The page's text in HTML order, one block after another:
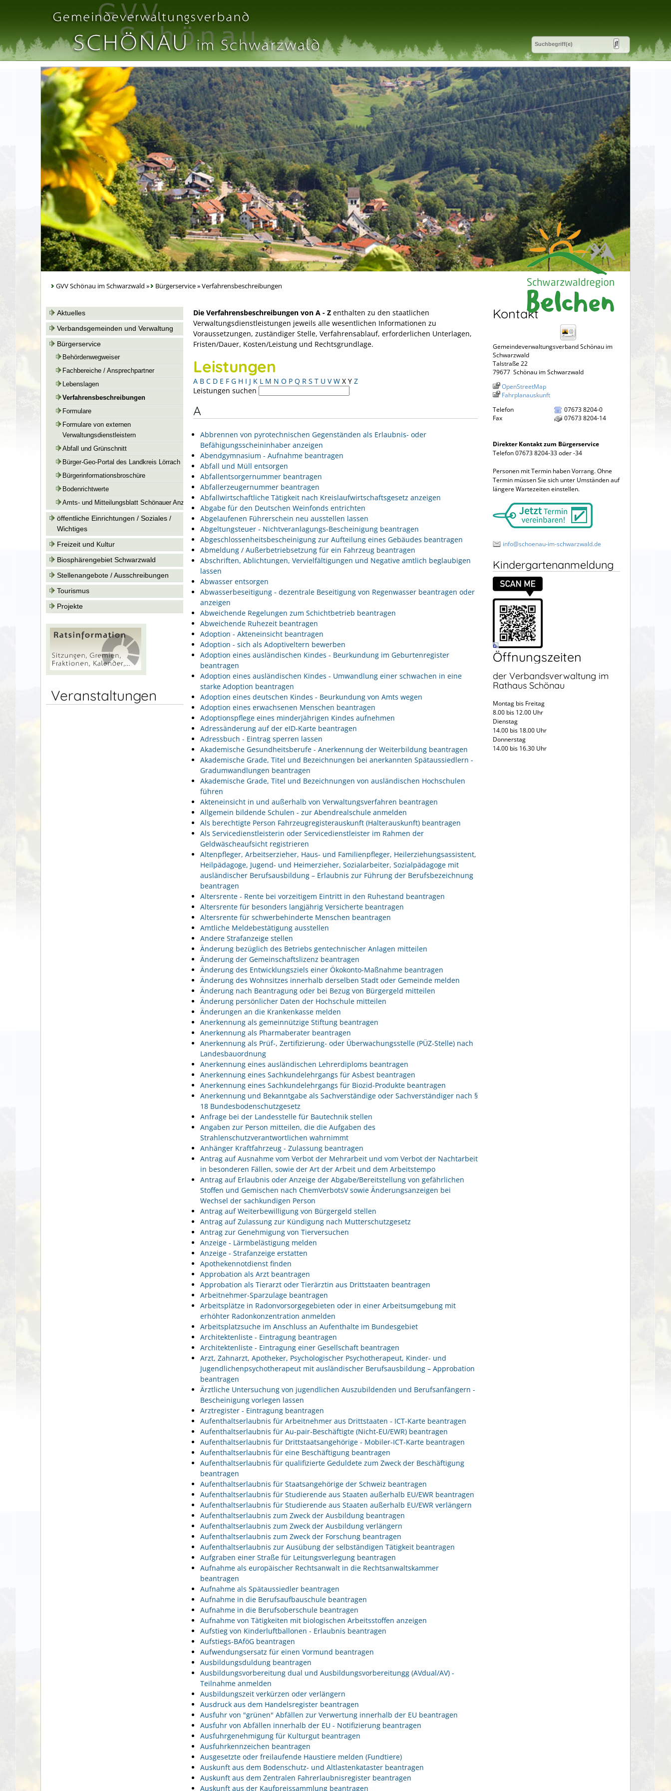
GVV Schönau im Schwarzwald » Bürgerservice»Verfahrensbeschreibungen
Aktuelles
Verbandsgemeinden und Verwaltung
Bürgerservice
Behördenwegweiser
Fachbereiche / Ansprechpartner
Lebenslagen
Verfahrensbeschreibungen
Formulare
Formulare von externen
Verwaltungsdienstleistern
Abfall und Grünschnitt
Bürger-Geo-Portal des Landkreis Lörrach
Bürgerinformationsbroschüre
Bodenrichtwerte
Amts- und Mitteilungsblatt Schönauer Anzeiger
öffentliche Einrichtungen / Soziales /
Wichtiges
Freizeit und Kultur
Biosphärengebiet Schwarzwald
Stellenangebote / Ausschreibungen
Tourismus
Projekte
Veranstaltungen
Die Verfahrensbeschreibungen von A - Z enthalten zu den staatlichen
Verwaltungsdienstleistungen jeweils alle wesentlichen Informationen zu
Voraussetzungen, zuständiger Stelle, Verfahrensablauf, erforderlichen Unterlagen,
Fristen/Dauer, Kosten/Leistung und Rechtsgrundlage.
Leistungen
A B C D E F G H I J K L M N O P Q R S T U V W X Y Z
Leistungen suchen
A
Abbrennen von pyrotechnischen Gegenständen als Erlaubnis- oder
Befähigungsscheininhaber anzeigen
Abendgymnasium - Aufnahme beantragen
Abfall und Müll entsorgen
Abfallentsorgernummer beantragen
Abfallerzeugernummer beantragen
Abfallwirtschaftliche Tätigkeit nach Kreislaufwirtschaftsgesetz anzeigen
Abgabe für den Deutschen Weinfonds entrichten
Abgelaufenen Führerschein neu ausstellen lassen
Abgeltungsteuer - Nichtveranlagungs-Bescheinigung beantragen
Abgeschlossenheitsbescheinigung zur Aufteilung eines Gebäudes beantragen
Abmeldung / Außerbetriebsetzung für ein Fahrzeug beantragen
Abschriften, Ablichtungen, Vervielfältigungen und Negative amtlich beglaubigen
lassen
Abwasser entsorgen
Abwasserbeseitigung - dezentrale Beseitigung von Regenwasser beantragen oder
anzeigen
Abweichende Regelungen zum Schichtbetrieb beantragen
Abweichende Ruhezeit beantragen
Adoption - Akteneinsicht beantragen
Adoption - sich als Adoptiveltern bewerben
Adoption eines ausländischen Kindes - Beurkundung im Geburtenregister
beantragen
Adoption eines ausländischen Kindes - Umwandlung einer schwachen in eine
starke Adoption beantragen
Adoption eines deutschen Kindes - Beurkundung von Amts wegen
Adoption eines erwachsenen Menschen beantragen
Adoptionspflege eines minderjährigen Kindes aufnehmen
Adressänderung auf der eID-Karte beantragen
Adressbuch - Eintrag sperren lassen
Akademische Gesundheitsberufe - Anerkennung der Weiterbildung beantragen
Akademische Grade, Titel und Bezeichnungen bei anerkannten Spätaussiedlern -
Gradumwandlungen beantragen
Akademische Grade, Titel und Bezeichnungen von ausländischen Hochschulen
führen
Akteneinsicht in und außerhalb von Verwaltungsverfahren beantragen
Allgemein bildende Schulen - zur Abendrealschule anmelden
Als berechtigte Person Fahrzeugregisterauskunft (Halterauskunft) beantragen
Als Servicedienstleisterin oder Servicedienstleister im Rahmen der
Geldwäscheaufsicht registrieren
Altenpfleger, Arbeitserzieher, Haus- und Familienpfleger, Heilerziehungsassistent,
Heilpädagoge, Jugend- und Heimerzieher, Sozialarbeiter, Sozialpädagoge mit
ausländischer Berufsausbildung – Erlaubnis zur Führung der Berufsbezeichnung
beantragen
Altersrente - Rente bei vorzeitigem Eintritt in den Ruhestand beantragen
Altersrente für besonders langjährig Versicherte beantragen
Altersrente für schwerbehinderte Menschen beantragen
Amtliche Meldebestätigung ausstellen
Andere Strafanzeige stellen
Änderung bezüglich des Betriebs gentechnischer Anlagen mitteilen
Änderung der Gemeinschaftslizenz beantragen
Änderung des Entwicklungsziels einer Ökokonto-Maßnahme beantragen
Änderung des Wohnsitzes innerhalb derselben Stadt oder Gemeinde melden
Änderung nach Beantragung oder bei Bezug von Bürgergeld mitteilen
Änderung persönlicher Daten der Hochschule mitteilen
Änderungen an die Krankenkasse melden
Anerkennung als gemeinnützige Stiftung beantragen
Anerkennung als Pharmaberater beantragen
Anerkennung als Prüf-, Zertifizierung- oder Überwachungsstelle (PÜZ-Stelle) nach
Landesbauordnung
Anerkennung eines ausländischen Lehrerdiploms beantragen
Anerkennung eines Sachkundelehrgangs für Asbest beantragen
Anerkennung eines Sachkundelehrgangs für Biozid-Produkte beantragen
Anerkennung und Bekanntgabe als Sachverständige oder Sachverständiger nach §
18 Bundesbodenschutzgesetz
Anfrage bei der Landesstelle für Bautechnik stellen
Angaben zur Person mitteilen, die die Aufgaben des
Strahlenschutzverantwortlichen wahrnimmt
Anhänger Kraftfahrzeug - Zulassung beantragen
Antrag auf Ausnahme vom Verbot der Mehrarbeit und vom Verbot der Nachtarbeit
in besonderen Fällen, sowie der Art der Arbeit und dem Arbeitstempo
Antrag auf Erlaubnis oder Anzeige der Abgabe/Bereitstellung von gefährlichen
Stoffen und Gemischen nach ChemVerbotsV sowie Änderungsanzeigen bei
Wechsel der sachkundigen Person
Antrag auf Weiterbewilligung von Bürgergeld stellen
Antrag auf Zulassung zur Kündigung nach Mutterschutzgesetz
Antrag zur Genehmigung von Tierversuchen
Anzeige - Lärmbelästigung melden
Anzeige - Strafanzeige erstatten
Apothekennotdienst finden
Approbation als Arzt beantragen
Approbation als Tierarzt oder Tierärztin aus Drittstaaten beantragen
Arbeitnehmer-Sparzulage beantragen
Arbeitsplätze in Radonvorsorgegebieten oder in einer Arbeitsumgebung mit
erhöhter Radonkonzentration anmelden
Arbeitsplatzsuche im Anschluss an Aufenthalte im Bundesgebiet
Architektenliste - Eintragung beantragen
Architektenliste - Eintragung einer Gesellschaft beantragen
Arzt, Zahnarzt, Apotheker, Psychologischer Psychotherapeut, Kinder- und
Jugendlichenpsychotherapeut mit ausländischer Berufsausbildung – Approbation
beantragen
Ärztliche Untersuchung von jugendlichen Auszubildenden und Berufsanfängern -
Bescheinigung vorlegen lassen
Arztregister - Eintragung beantragen
Aufenthaltserlaubnis für Arbeitnehmer aus Drittstaaten - ICT-Karte beantragen
Aufenthaltserlaubnis für Au-pair-Beschäftigte (Nicht-EU/EWR) beantragen
Aufenthaltserlaubnis für Drittstaatsangehörige - Mobiler-ICT-Karte beantragen
Aufenthaltserlaubnis für eine Beschäftigung beantragen
Aufenthaltserlaubnis für qualifizierte Geduldete zum Zweck der Beschäftigung
beantragen
Aufenthaltserlaubnis für Staatsangehörige der Schweiz beantragen
Aufenthaltserlaubnis für Studierende aus Staaten außerhalb EU/EWR beantragen
Aufenthaltserlaubnis für Studierende aus Staaten außerhalb EU/EWR verlängern
Aufenthaltserlaubnis zum Zweck der Ausbildung beantragen
Aufenthaltserlaubnis zum Zweck der Ausbildung verlängern
Aufenthaltserlaubnis zum Zweck der Forschung beantragen
Aufenthaltserlaubnis zur Ausübung der selbständigen Tätigkeit beantragen
Aufgraben einer Straße für Leitungsverlegung beantragen
Aufnahme als europäischer Rechtsanwalt in die Rechtsanwaltskammer
beantragen
Aufnahme als Spätaussiedler beantragen
Aufnahme in die Berufsaufbauschule beantragen
Aufnahme in die Berufsoberschule beantragen
Aufnahme von Tätigkeiten mit biologischen Arbeitsstoffen anzeigen
Aufstieg von Kinderluftballonen - Erlaubnis beantragen
Aufstiegs-BAföG beantragen
Aufwendungsersatz für einen Vormund beantragen
Ausbildungsduldung beantragen
Ausbildungsvorbereitung dual und Ausbildungsvorbereitungg (AVdual/AV) -
Teilnahme anmelden
Ausbildungszeit verkürzen oder verlängern
Ausdruck aus dem Handelsregister beantragen
Ausfuhr von "grünen" Abfällen zur Verwertung innerhalb der EU beantragen
Ausfuhr von Abfällen innerhalb der EU - Notifizierung beantragen
Ausfuhrgenehmigung für Kulturgut beantragen
Ausfuhrkennzeichen beantragen
Ausgesetzte oder freilaufende Haustiere melden (Fundtiere)
Auskunft aus dem Bodenschutz- und Altlastenkataster beantragen
Auskunft aus dem Zentralen Fahrerlaubnisregister beantragen
Auskunft aus der Kaufpreissammlung beantragen
Kontakt
Gemeindeverwaltungsverband Schönau im
Schwarzwald
Talstraße 22
79677 Schönau im Schwarzwald
OpenStreetMap
Fahrplanauskunft
Telefon
07673 8204-0
Fax
07673 8204-14
Direkter Kontakt zum Bürgerservice
Telefon 07673 8204-33 oder -34
Personen mit Termin haben Vorrang. Ohne
Termin müssen Sie sich unter Umständen auf
längere Wartezeiten einstellen.
info@schoenau-im-schwarzwald.de
Kindergartenanmeldung
Öffnungszeiten
der Verbandsverwaltung im
Rathaus Schönau
Montag bis Freitag
8.00 bis 12.00 Uhr
Dienstag
14.00 bis 18.00 Uhr
Donnerstag
14.00 bis 16.30 Uhr